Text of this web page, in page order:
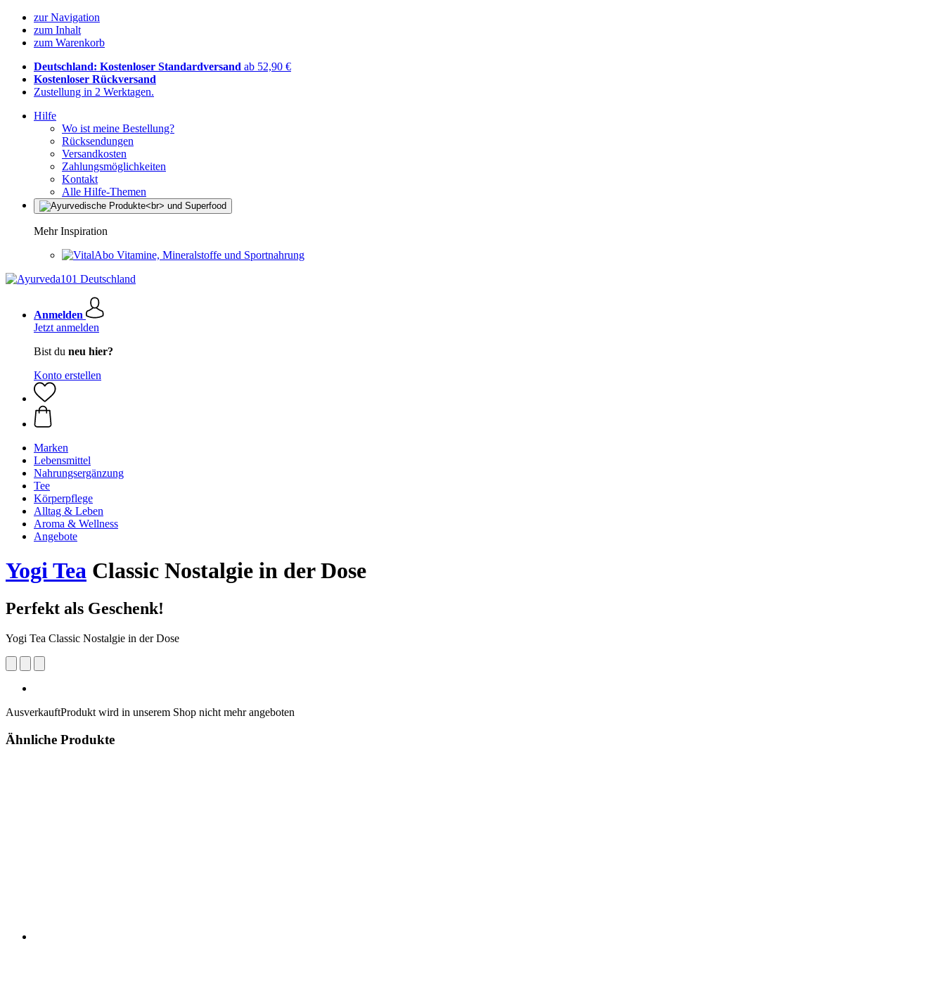
zur Navigation
zum Inhalt
zum Warenkorb
Deutschland: Kostenloser Standardversand ab 52,90 €
Kostenloser Rückversand
Zustellung in 2 Werktagen.
Hilfe
Wo ist meine Bestellung?
Rücksendungen
Versandkosten
Zahlungsmöglichkeiten
Kontakt
Alle Hilfe-Themen
Mehr Inspiration
Vitamine, Mineralstoffe und Sportnahrung
Anmelden
Jetzt anmelden
Bist du neu hier?
Konto erstellen
Marken
Lebensmittel
Nahrungsergänzung
Tee
Körperpflege
Alltag & Leben
Aroma & Wellness
Angebote
Yogi Tea Classic Nostalgie in der Dose
Perfekt als Geschenk!
Yogi Tea Classic Nostalgie in der Dose
AusverkauftProdukt wird in unserem Shop nicht mehr angeboten
Ähnliche Produkte